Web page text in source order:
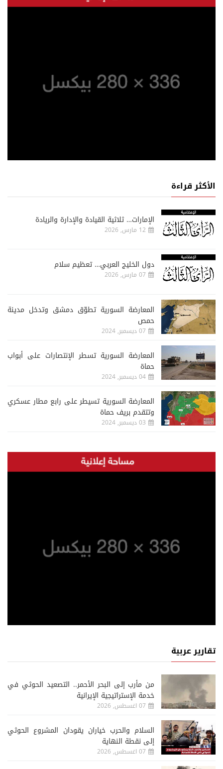
الأكثر قراءة
الإمارات… ثلاثية القيادة والإدارة والريادة
12 مارس, 2026
دول الخليج العربي… تعظيم سلام
07 مارس, 2026
المعارضة السورية تطوّق دمشق وتدخل مدينة
حمص
07 ديسمبر, 2024
المعارضة السورية تسطر الإنتصارات على أبواب
حماة
04 ديسمبر, 2024
المعارضة السورية تسيطر على رابع مطار عسكري
وتتقدم بريف حماة
03 ديسمبر, 2024
تقارير عربية
من مأرب إلى البحر الأحمر.. التصعيد الحوثي في
خدمة الإستراتيجية الإيرانية
07 اغسطس, 2026
السلام والحرب خياران يقودان المشروع الحوثي
إلى نقطة النهاية
07 اغسطس, 2026